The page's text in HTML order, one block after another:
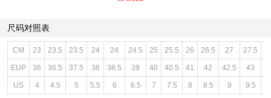
尺码对照表
CM 23 23.5 23.5 24 24 24.5 25 25.5 26 26.5 27 27.5
EUP 36 36.5 37.5 38 38.5 39 40 40.5 41 42 42.5 43
US 4 4.5 5 5.5 6 6.5 7 7.5 8 8.5 9 9.5